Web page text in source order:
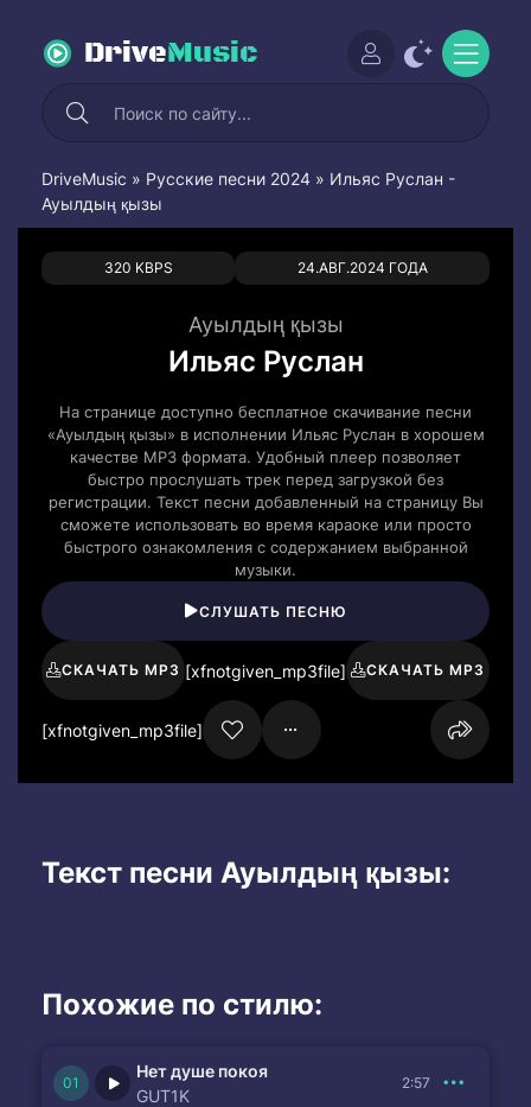
DriveMusic
DriveMusic » Русские песни 2024 » Ильяс Руслан -
Ауылдың қызы
320 KBPS 24.АВГ.2024 ГОДА
0 0
Ауылдың қызы
Ильяс Руслан
На странице доступно бесплатное скачивание песни
«Ауылдың қызы» в исполнении Ильяс Руслан в хорошем
качестве MP3 формата. Удобный плеер позволяет
быстро прослушать трек перед загрузкой без
регистрации. Текст песни добавленный на страницу Вы
сможете использовать во время караоке или просто
быстрого ознакомления с содержанием выбранной
музыки.
СЛУШАТЬ ПЕСНЮ
СКАЧАТЬ MP3 [xfnotgiven_mp3file] СКАЧАТЬ MP3
[xfnotgiven_mp3file]
Текст песни Ауылдың қызы:
Похожие по стилю:
Нет душе покоя
GUT1K
2:57